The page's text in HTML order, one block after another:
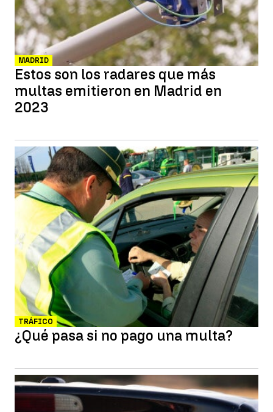
MADRID
Estos son los radares que más
multas emitieron en Madrid en
2023
TRÁFICO
¿Qué pasa si no pago una multa?